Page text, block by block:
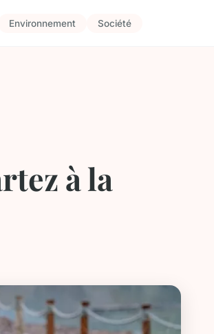
Environnement Société
à la